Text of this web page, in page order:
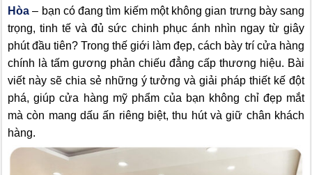
Hòa – bạn có đang tìm kiếm một không gian trưng bày sang
trọng, tinh tế và đủ sức chinh phục ánh nhìn ngay từ giây
phút đầu tiên? Trong thế giới làm đẹp, cách bày trí cửa hàng
chính là tấm gương phản chiếu đẳng cấp thương hiệu. Bài
viết này sẽ chia sẻ những ý tưởng và giải pháp thiết kế đột
phá, giúp cửa hàng mỹ phẩm của bạn không chỉ đẹp mắt
mà còn mang dấu ấn riêng biệt, thu hút và giữ chân khách
hàng.